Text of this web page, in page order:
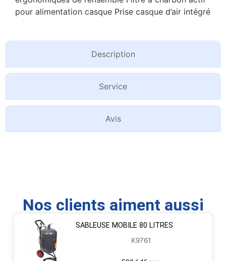
Description
Service
Avis
pour alimentation casque Prise casque d’air intégré
Nos clients aiment aussi
SABLEUSE MOBILE 80 LITRES
K9761